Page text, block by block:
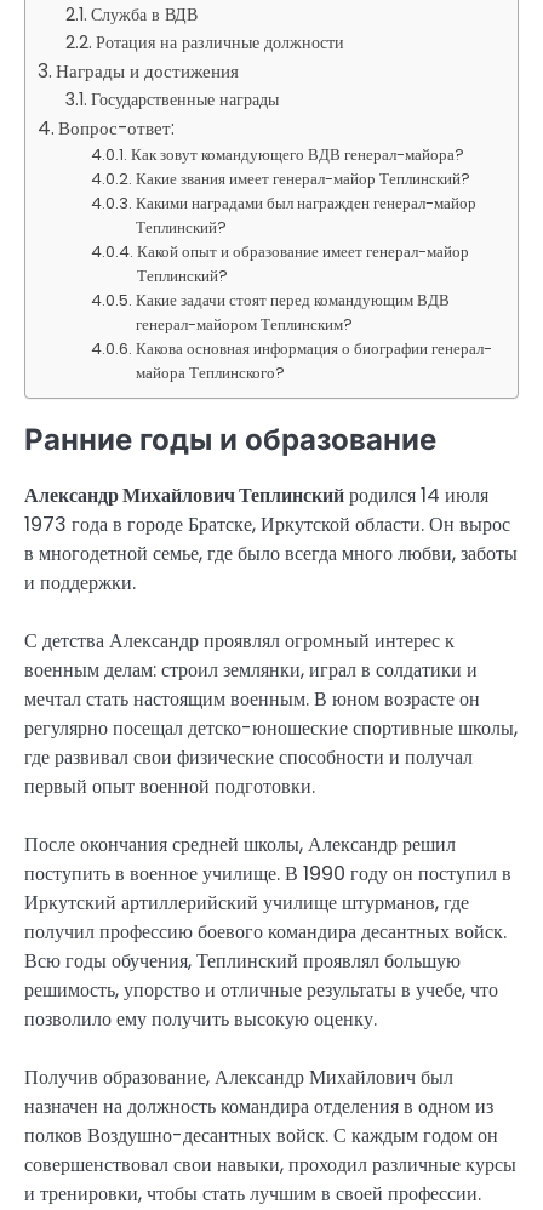
Служба в ВДВ
Ротация на различные должности
Награды и достижения
Государственные награды
Вопрос-ответ:
Как зовут командующего ВДВ генерал-майора?
Какие звания имеет генерал-майор Теплинский?
Какими наградами был награжден генерал-майор
Теплинский?
Какой опыт и образование имеет генерал-майор
Теплинский?
Какие задачи стоят перед командующим ВДВ
генерал-майором Теплинским?
Какова основная информация о биографии генерал-
майора Теплинского?
Ранние годы и образование
Александр Михайлович Теплинскийродился 14 июля
1973 года в городе Братске, Иркутской области. Он вырос
в многодетной семье, где было всегда много любви, заботы
и поддержки.
С детства Александр проявлял огромный интерес к
военным делам: строил землянки, играл в солдатики и
мечтал стать настоящим военным. В юном возрасте он
регулярно посещал детско-юношеские спортивные школы,
где развивал свои физические способности и получал
первый опыт военной подготовки.
После окончания средней школы, Александр решил
поступить в военное училище. В 1990 году он поступил в
Иркутский артиллерийский училище штурманов, где
получил профессию боевого командира десантных войск.
Всю годы обучения, Теплинский проявлял большую
решимость, упорство и отличные результаты в учебе, что
позволило ему получить высокую оценку.
Получив образование, Александр Михайлович был
назначен на должность командира отделения в одном из
полков Воздушно-десантных войск. С каждым годом он
совершенствовал свои навыки, проходил различные курсы
и тренировки, чтобы стать лучшим в своей профессии.